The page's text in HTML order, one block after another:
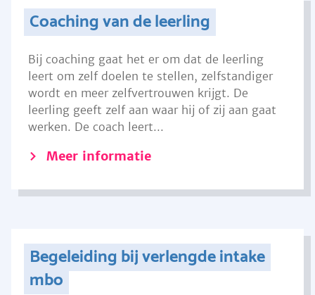
Coaching van de leerling
Bij coaching gaat het er om dat de leerling
leert om zelf doelen te stellen, zelfstandiger
wordt en meer zelfvertrouwen krijgt. De
leerling geeft zelf aan waar hij of zij aan gaat
werken. De coach leert...
Meer informatie
Begeleiding bij verlengde intake
mbo